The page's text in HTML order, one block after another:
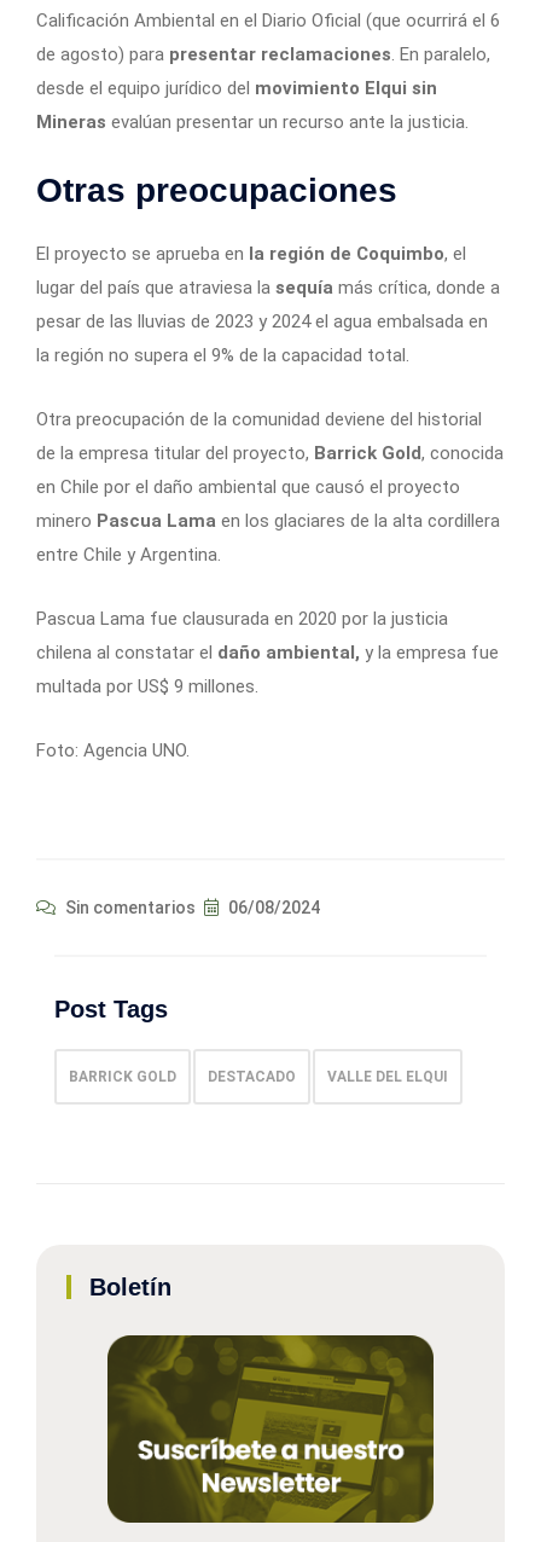
Calificación Ambiental en el Diario Oficial (que ocurrirá el 6
de agosto) para presentar reclamaciones. En paralelo,
desde el equipo jurídico del movimiento Elqui sin
Mineras evalúan presentar un recurso ante la justicia.
Otras preocupaciones
El proyecto se aprueba en la región de Coquimbo, el
lugar del país que atraviesa la sequía más crítica, donde a
pesar de las lluvias de 2023 y 2024 el agua embalsada en
la región no supera el 9% de la capacidad total.
Otra preocupación de la comunidad deviene del historial
de la empresa titular del proyecto, Barrick Gold, conocida
en Chile por el daño ambiental que causó el proyecto
minero Pascua Lama en los glaciares de la alta cordillera
entre Chile y Argentina.
Pascua Lama fue clausurada en 2020 por la justicia
chilena al constatar el daño ambiental, y la empresa fue
multada por US$ 9 millones.
Foto: Agencia UNO.
Sin comentarios 06/08/2024
Post Tags
BARRICK GOLD DESTACADO VALLE DEL ELQUI
Boletín